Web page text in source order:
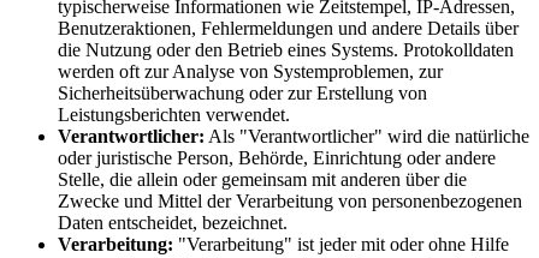
typischerweise Informationen wie Zeitstempel, IP-Adressen,
Benutzeraktionen, Fehlermeldungen und andere Details über
die Nutzung oder den Betrieb eines Systems. Protokolldaten
werden oft zur Analyse von Systemproblemen, zur
Sicherheitsüberwachung oder zur Erstellung von
Leistungsberichten verwendet.
Verantwortlicher: Als "Verantwortlicher" wird die natürliche
oder juristische Person, Behörde, Einrichtung oder andere
Stelle, die allein oder gemeinsam mit anderen über die
Zwecke und Mittel der Verarbeitung von personenbezogenen
Daten entscheidet, bezeichnet.
Verarbeitung: "Verarbeitung" ist jeder mit oder ohne Hilfe